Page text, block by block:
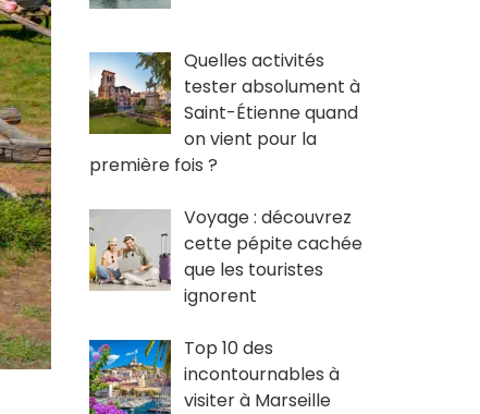
Quelles activités
tester absolument à
Saint-Étienne quand
on vient pour la
première fois ?
Voyage : découvrez
cette pépite cachée
que les touristes
ignorent
Top 10 des
incontournables à
visiter à Marseille